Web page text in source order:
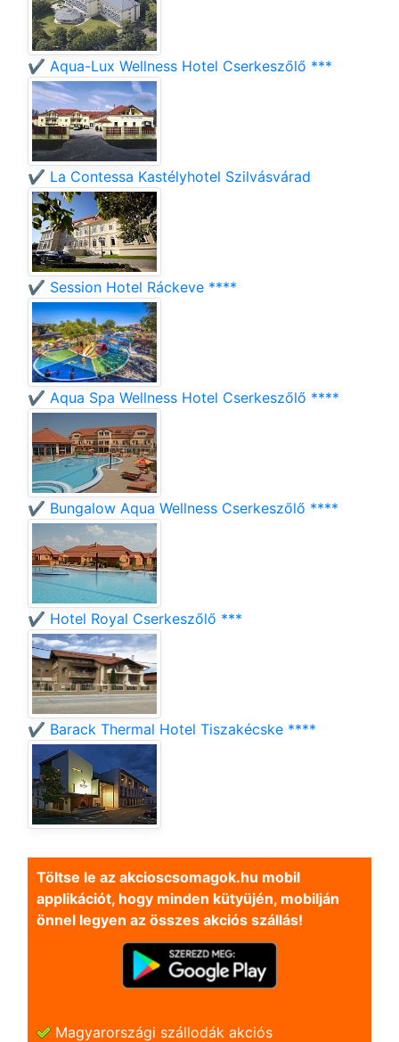
✔️ Aqua-Lux Wellness Hotel Cserkeszőlő ***
✔️ La Contessa Kastélyhotel Szilvásvárad
✔️ Session Hotel Ráckeve ****
✔️ Aqua Spa Wellness Hotel Cserkeszőlő ****
✔️ Bungalow Aqua Wellness Cserkeszőlő ****
✔️ Hotel Royal Cserkeszőlő ***
✔️ Barack Thermal Hotel Tiszakécske ****
Töltse le az akcioscsomagok.hu mobil
applikációt, hogy minden kütyüjén, mobilján
önnel legyen az összes akciós szállás!
Magyarországi szállodák akciós